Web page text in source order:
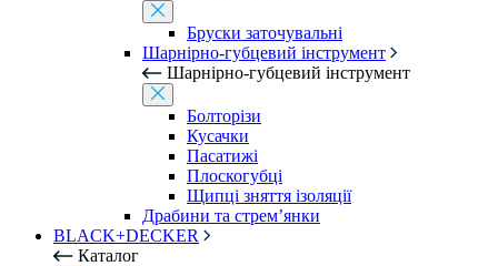
Бруски заточувальні
Шарнірно-губцевий інструмент
Шарнірно-губцевий інструмент
Болторізи
Кусачки
Пасатижі
Плоскогубці
Щипці зняття ізоляції
Драбини та стрем’янки
BLACK+DECKER
Каталог